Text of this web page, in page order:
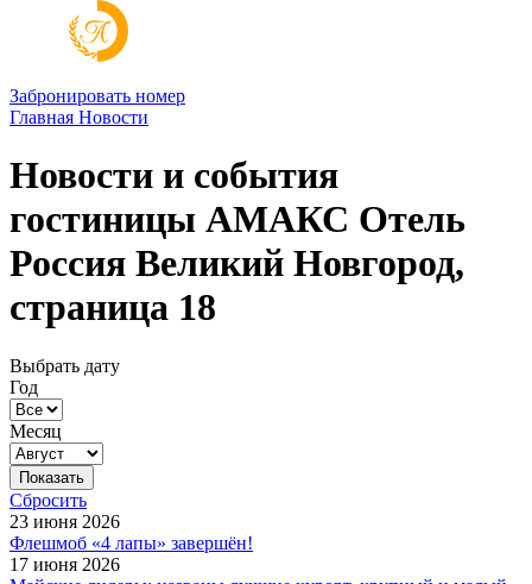
Забронировать номер
Главная Новости
Новости и события
гостиницы АМАКС Отель
Россия Великий Новгород,
страница 18
Выбрать дату
Год
Месяц
Сбросить
23 июня 2026
Флешмоб «4 лапы» завершён!
17 июня 2026